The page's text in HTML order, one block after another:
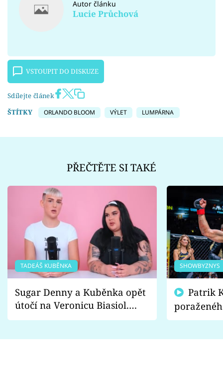
Autor článku
Lucie Průchová
VSTOUPIT DO DISKUZE
Sdílejte článek
ŠTÍTKY
ORLANDO BLOOM VÝLET LUMPÁRNA
PŘEČTĚTE SI TAKÉ
TADEÁŠ KUBĚNKA
Sugar Denny a Kuběnka opět
útočí na Veronicu Biasiol.
Proč je podle nich falešná a
SHOWBYZNYS
fanoušci